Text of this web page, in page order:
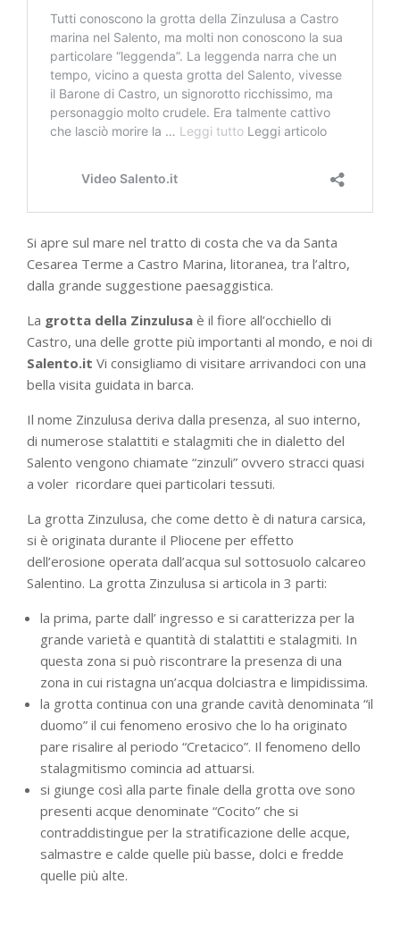
Si apre sul mare nel tratto di costa che va da Santa
Cesarea Terme a Castro Marina, litoranea, tra l’altro,
dalla grande suggestione paesaggistica.
La grotta della Zinzulusa è il fiore all’occhiello di
Castro, una delle grotte più importanti al mondo, e noi di
Salento.it Vi consigliamo di visitare arrivandoci con una
bella visita guidata in barca.
Il nome Zinzulusa deriva dalla presenza, al suo interno,
di numerose stalattiti e stalagmiti che in dialetto del
Salento vengono chiamate “zinzuli” ovvero stracci quasi
a voler ricordare quei particolari tessuti.
La grotta Zinzulusa, che come detto è di natura carsica,
si è originata durante il Pliocene per effetto
dell’erosione operata dall’acqua sul sottosuolo calcareo
Salentino. La grotta Zinzulusa si articola in 3 parti:
la prima, parte dall’ ingresso e si caratterizza per la
grande varietà e quantità di stalattiti e stalagmiti. In
questa zona si può riscontrare la presenza di una
zona in cui ristagna un’acqua dolciastra e limpidissima.
la grotta continua con una grande cavità denominata “il
duomo” il cui fenomeno erosivo che lo ha originato
pare risalire al periodo “Cretacico”. Il fenomeno dello
stalagmitismo comincia ad attuarsi.
si giunge così alla parte finale della grotta ove sono
presenti acque denominate “Cocito” che si
contraddistingue per la stratificazione delle acque,
salmastre e calde quelle più basse, dolci e fredde
quelle più alte.